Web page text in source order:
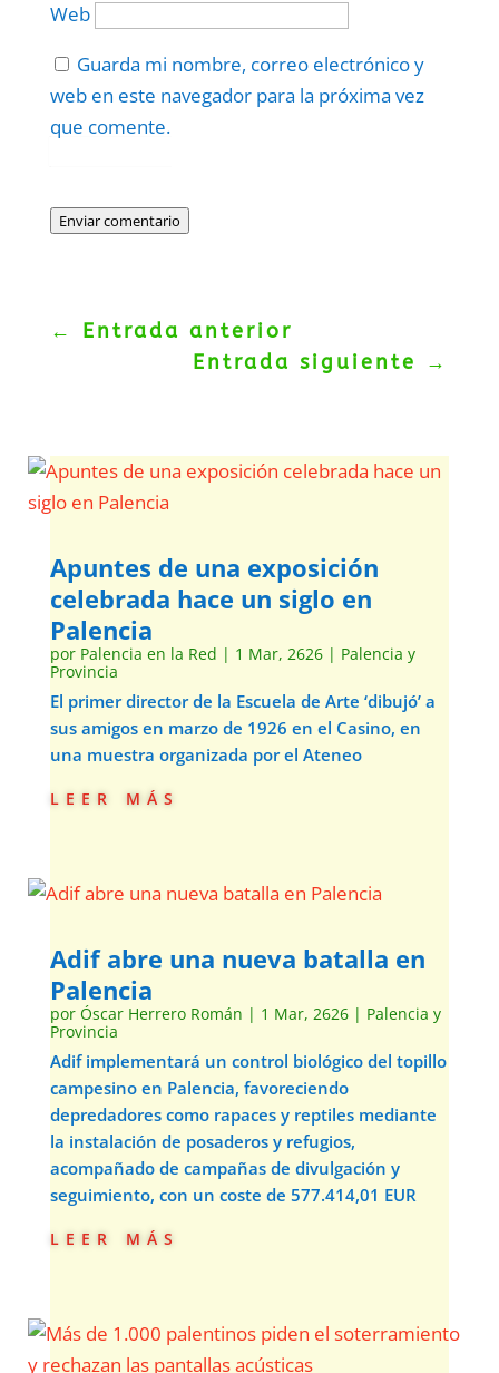
Web
Guarda mi nombre, correo electrónico y
web en este navegador para la próxima vez
que comente.
Enviar comentario
← Entrada anterior
Entrada siguiente
→
Apuntes de una exposición
celebrada hace un siglo en
Palencia
por Palencia en la Red | 1 Mar, 2626| Palencia y
Provincia
El primer director de la Escuela de Arte ‘dibujó’ a
sus amigos en marzo de 1926 en el Casino, en
una muestra organizada por el Ateneo
leer más
Adif abre una nueva batalla en
Palencia
por Óscar Herrero Román | 1 Mar, 2626| Palencia y
Provincia
Adif implementará un control biológico del topillo
campesino en Palencia, favoreciendo
depredadores como rapaces y reptiles mediante
la instalación de posaderos y refugios,
acompañado de campañas de divulgación y
seguimiento, con un coste de 577.414,01 EUR
leer más